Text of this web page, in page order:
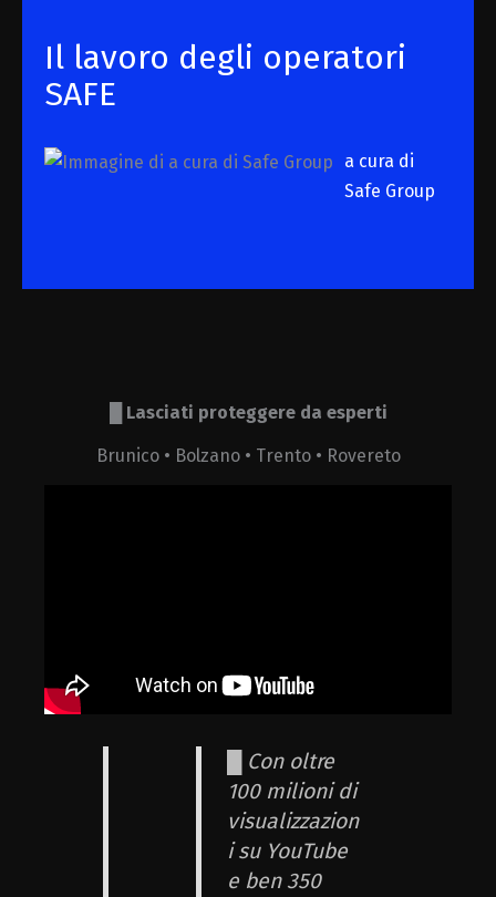
Il lavoro degli operatori
SAFE
a cura di
Safe Group
Lasciati proteggere da esperti
Brunico • Bolzano • Trento • Rovereto
█ Con oltre
100 milioni di
visualizzazion
i su YouTube
e ben 350